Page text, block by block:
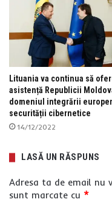
Lituania va continua să
asistență Republicii
domeniul integrării
securității cibernetice
14/12/2022
LASĂ UN RĂSPUNS
Adresa ta de email nu
sunt marcate cu *